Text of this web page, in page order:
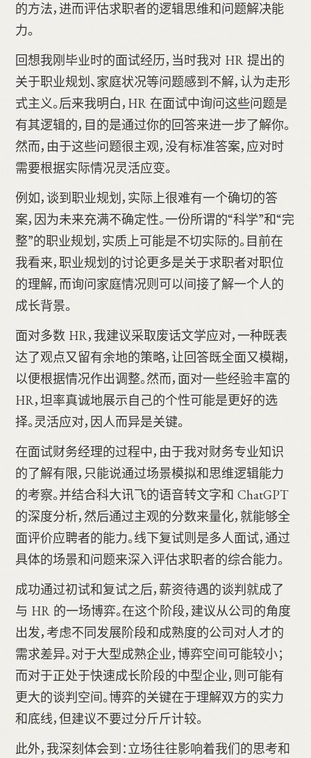
的方法，进而评估求职者的逻辑思维和问题解决能
力。
回想我刚毕业时的面试经历，当时我对 HR 提出的
关于职业规划、家庭状况等问题感到不解，认为走形
式主义。后来我明白，HR 在面试中询问这些问题是
有其逻辑的，目的是通过你的回答来进一步了解你。
然而，由于这些问题很主观，没有标准答案，应对时
需要根据实际情况灵活应变。
例如，谈到职业规划，实际上很难有一个确切的答
案，因为未来充满不确定性。一份所谓的“科学”和“完
整”的职业规划，实质上可能是不切实际的。目前在
我看来，职业规划的讨论更多是关于求职者对职位
的理解，而询问家庭情况则可以间接了解一个人的
成长背景。
面对多数 HR，我建议采取废话文学应对，一种既表
达了观点又留有余地的策略，让回答既全面又模糊，
以便根据情况作出调整。然而，面对一些经验丰富的
HR，坦率真诚地展示自己的个性可能是更好的选
择。灵活应对，因人而异是关键。
在面试财务经理的过程中，由于我对财务专业知识
的了解有限，只能说通过场景模拟和思维逻辑能力
的考察。并结合科大讯飞的语音转文字和 ChatGPT
的深度分析，然后通过主观的分数来量化，就能够全
面评价应聘者的能力。线下复试则是多人面试，通过
具体的场景和问题来深入评估求职者的综合能力。
成功通过初试和复试之后，薪资待遇的谈判就成了
与 HR 的一场博弈。在这个阶段，建议从公司的角度
出发，考虑不同发展阶段和成熟度的公司对人才的
需求差异。对于大型成熟企业，博弈空间可能较小；
而对于正处于快速成长阶段的中型企业，则可能有
更大的谈判空间。博弈的关键在于理解双方的实力
和底线，但建议不要过分斤斤计较。
此外，我深刻体会到：立场往往影响着我们的思考和